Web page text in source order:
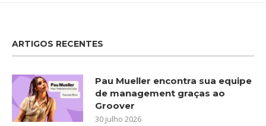
ARTIGOS RECENTES
Pau Mueller encontra sua equipe
de management graças ao
Groover
30 julho 2026